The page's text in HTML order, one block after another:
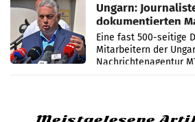
Ungarn:
dokumentierten
Zensur
Eine fast 500-seitige
Mitarbeitern der
Nachrichtenagentur
systematische